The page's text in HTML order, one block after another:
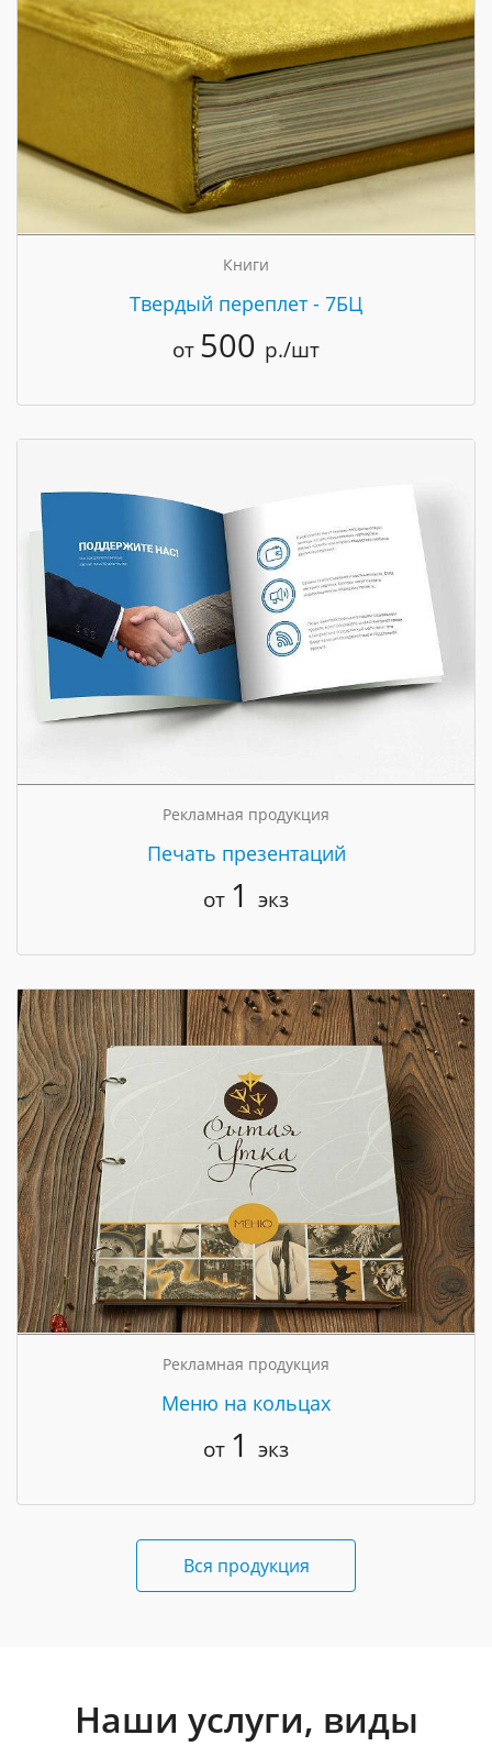
Книги
Твердый переплет - 7БЦ
от 500 р./шт
Рекламная продукция
Печать презентаций
от 1 экз
Рекламная продукция
Меню на кольцах
от 1 экз
Вся продукция
Наши услуги, виды